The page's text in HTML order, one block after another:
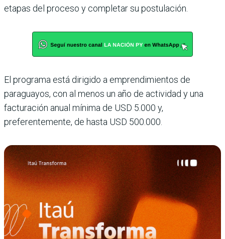
etapas del proceso y completar su postulación.
El programa está dirigido a emprendimientos de
paraguayos, con al menos un año de actividad y una
facturación anual mínima de USD 5.000 y,
preferentemente, de hasta USD 500.000.